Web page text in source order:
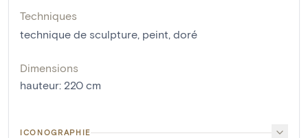
Techniques
technique de sculpture, peint, doré
Dimensions
hauteur: 220 cm
ICONOGRAPHIE